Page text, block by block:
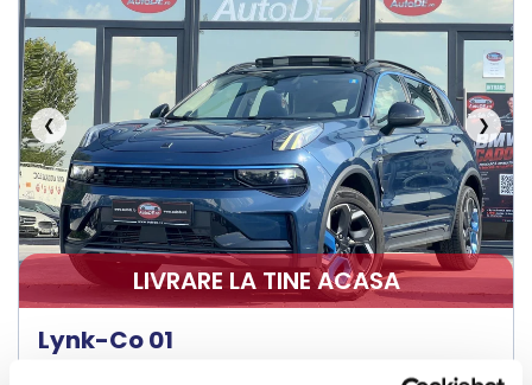
❮ ❯
LIVRARE LA TINE ACASA
Lynk-Co 01